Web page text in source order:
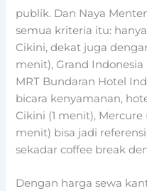
publik. Dan Naya
semua kriteria itu:
Cikini, dekat juga
menit), Grand
MRT Bundaran Hotel
bicara kenyamanan,
Cikini (1 menit),
menit) bisa jadi
sekadar coffee break
Dengan harga sewa